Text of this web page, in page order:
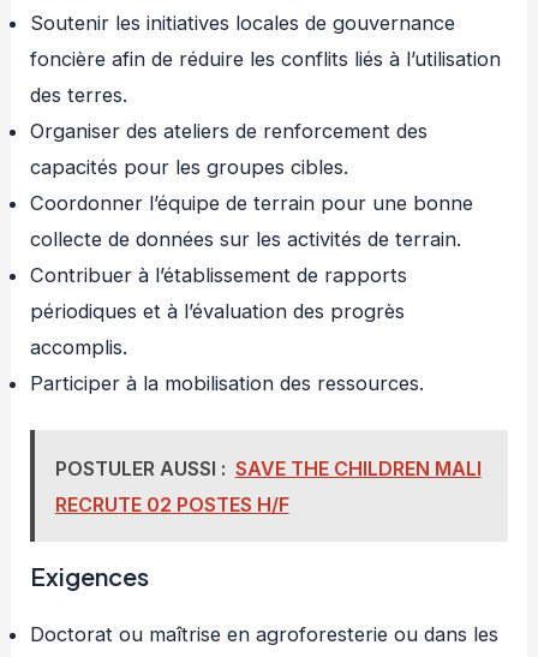
Soutenir les initiatives locales de gouvernance
foncière afin de réduire les conflits liés à l’utilisation
des terres.
Organiser des ateliers de renforcement des
capacités pour les groupes cibles.
Coordonner l’équipe de terrain pour une bonne
collecte de données sur les activités de terrain.
Contribuer à l’établissement de rapports
périodiques et à l’évaluation des progrès
accomplis.
Participer à la mobilisation des ressources.
POSTULER AUSSI : SAVE THE CHILDREN MALI
RECRUTE 02 POSTES H/F
Exigences
Doctorat ou maîtrise en agroforesterie ou dans les